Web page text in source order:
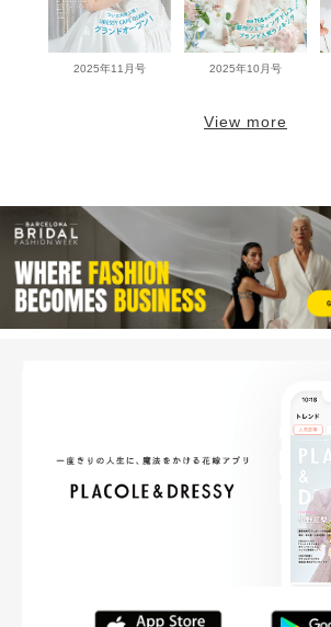
2025年11月号 2025年10月号
View more